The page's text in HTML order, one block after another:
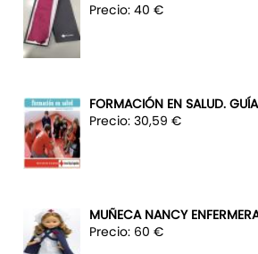
Precio: 40 €
FORMACIÓN EN SALUD.
Precio: 30,59 €
MUÑECA NANCY
Precio: 60 €